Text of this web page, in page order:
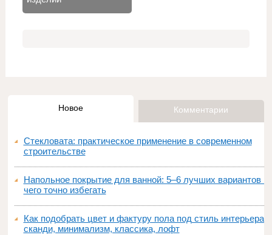
Новое Комментарии
Стекловата: практическое применение в современном
строительстве
Напольное покрытие для ванной: 5–6 лучших вариантов и
чего точно избегать
Как подобрать цвет и фактуру пола под стиль интерьера:
сканди, минимализм, классика, лофт